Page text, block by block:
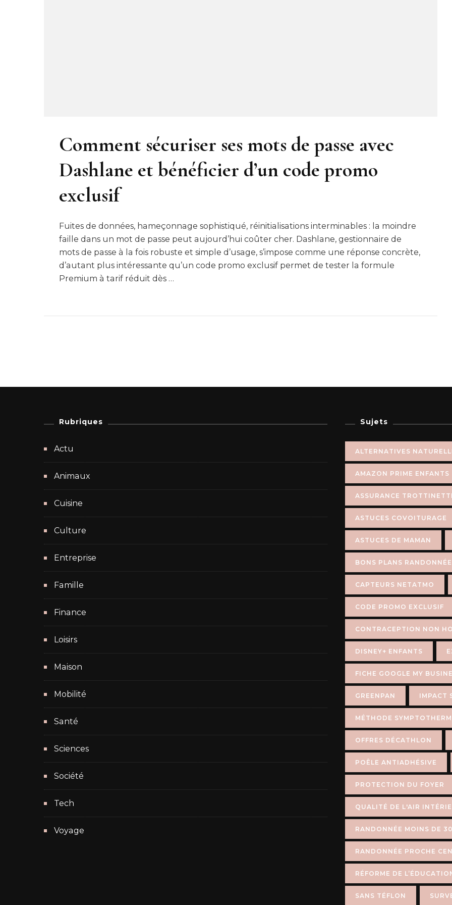
Comment sécuriser ses mots de passe avec
Dashlane et bénéficier d’un code promo
exclusif
Fuites de données, hameçonnage sophistiqué, réinitialisations interminables : la moindre
faille dans un mot de passe peut aujourd’hui coûter cher. Dashlane, gestionnaire de
mots de passe à la fois robuste et simple d’usage, s’impose comme une réponse concrète,
d’autant plus intéressante qu’un code promo exclusif permet de tester la formule
Premium à tarif réduit dès …
Rubriques
Actu
Animaux
Cuisine
Culture
Entreprise
Famille
Finance
Loisirs
Maison
Mobilité
Santé
Sciences
Société
Tech
Voyage
Sujets
ALTERNATIVES
AMAZON PRIME ENFANTS
ASSURANCE
ASTUCES COVOITURAGE
ASTUCES DE MAMAN
BONS PLANS RANDONNÉE
CAPTEURS NETATMO
CODE PROMO EXCLUSIF
CONTRACEPTION NON
DISNEY+ ENFANTS
FICHE GOOGLE MY
GREENPAN IMPACT
MÉTHODE
OFFRES DÉCATHLON
POÊLE ANTIADHÉSIVE
PROTECTION DU FOYER
QUALITÉ DE L'AIR
RANDONNÉE MOINS DE
RANDONNÉE PROCHE
RÉFORME DE
SANS TÉFLON